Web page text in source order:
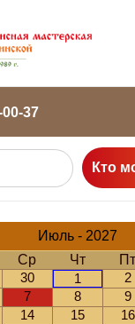
00-37
Кто
Июль - 2027
Ср Чт Пт
30 1 2
7 8 9
14 15 16